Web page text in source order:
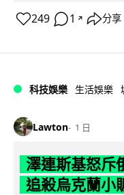
249 1 ↗ 分享
科技娛樂 生活娛樂
Lawton 1 日
澤連斯基怒斥
追殺烏克蘭小